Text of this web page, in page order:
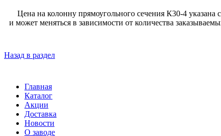
Цена на колонну прямоугольного сечения К30-4 указана
и может меняться в зависимости от количества
Назад в раздел
Главная
Каталог
Акции
Доставка
Новости
О заводе